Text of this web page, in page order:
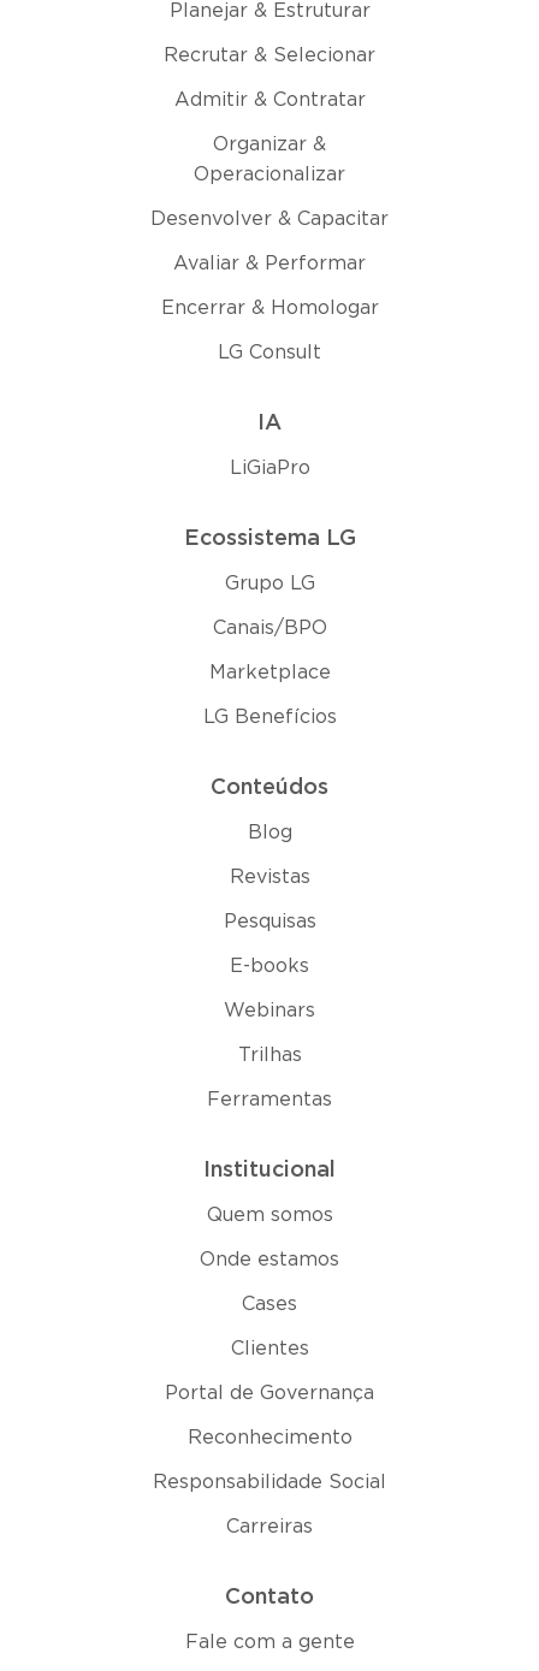
Planejar & Estruturar
Recrutar & Selecionar
Admitir & Contratar
Organizar &
Operacionalizar
Desenvolver & Capacitar
Avaliar & Performar
Encerrar & Homologar
LG Consult
IA
LiGiaPro
Ecossistema LG
Grupo LG
Canais/BPO
Marketplace
LG Benefícios
Conteúdos
Blog
Revistas
Pesquisas
E-books
Webinars
Trilhas
Ferramentas
Institucional
Quem somos
Onde estamos
Cases
Clientes
Portal de Governança
Reconhecimento
Responsabilidade Social
Carreiras
Contato
Fale com a gente